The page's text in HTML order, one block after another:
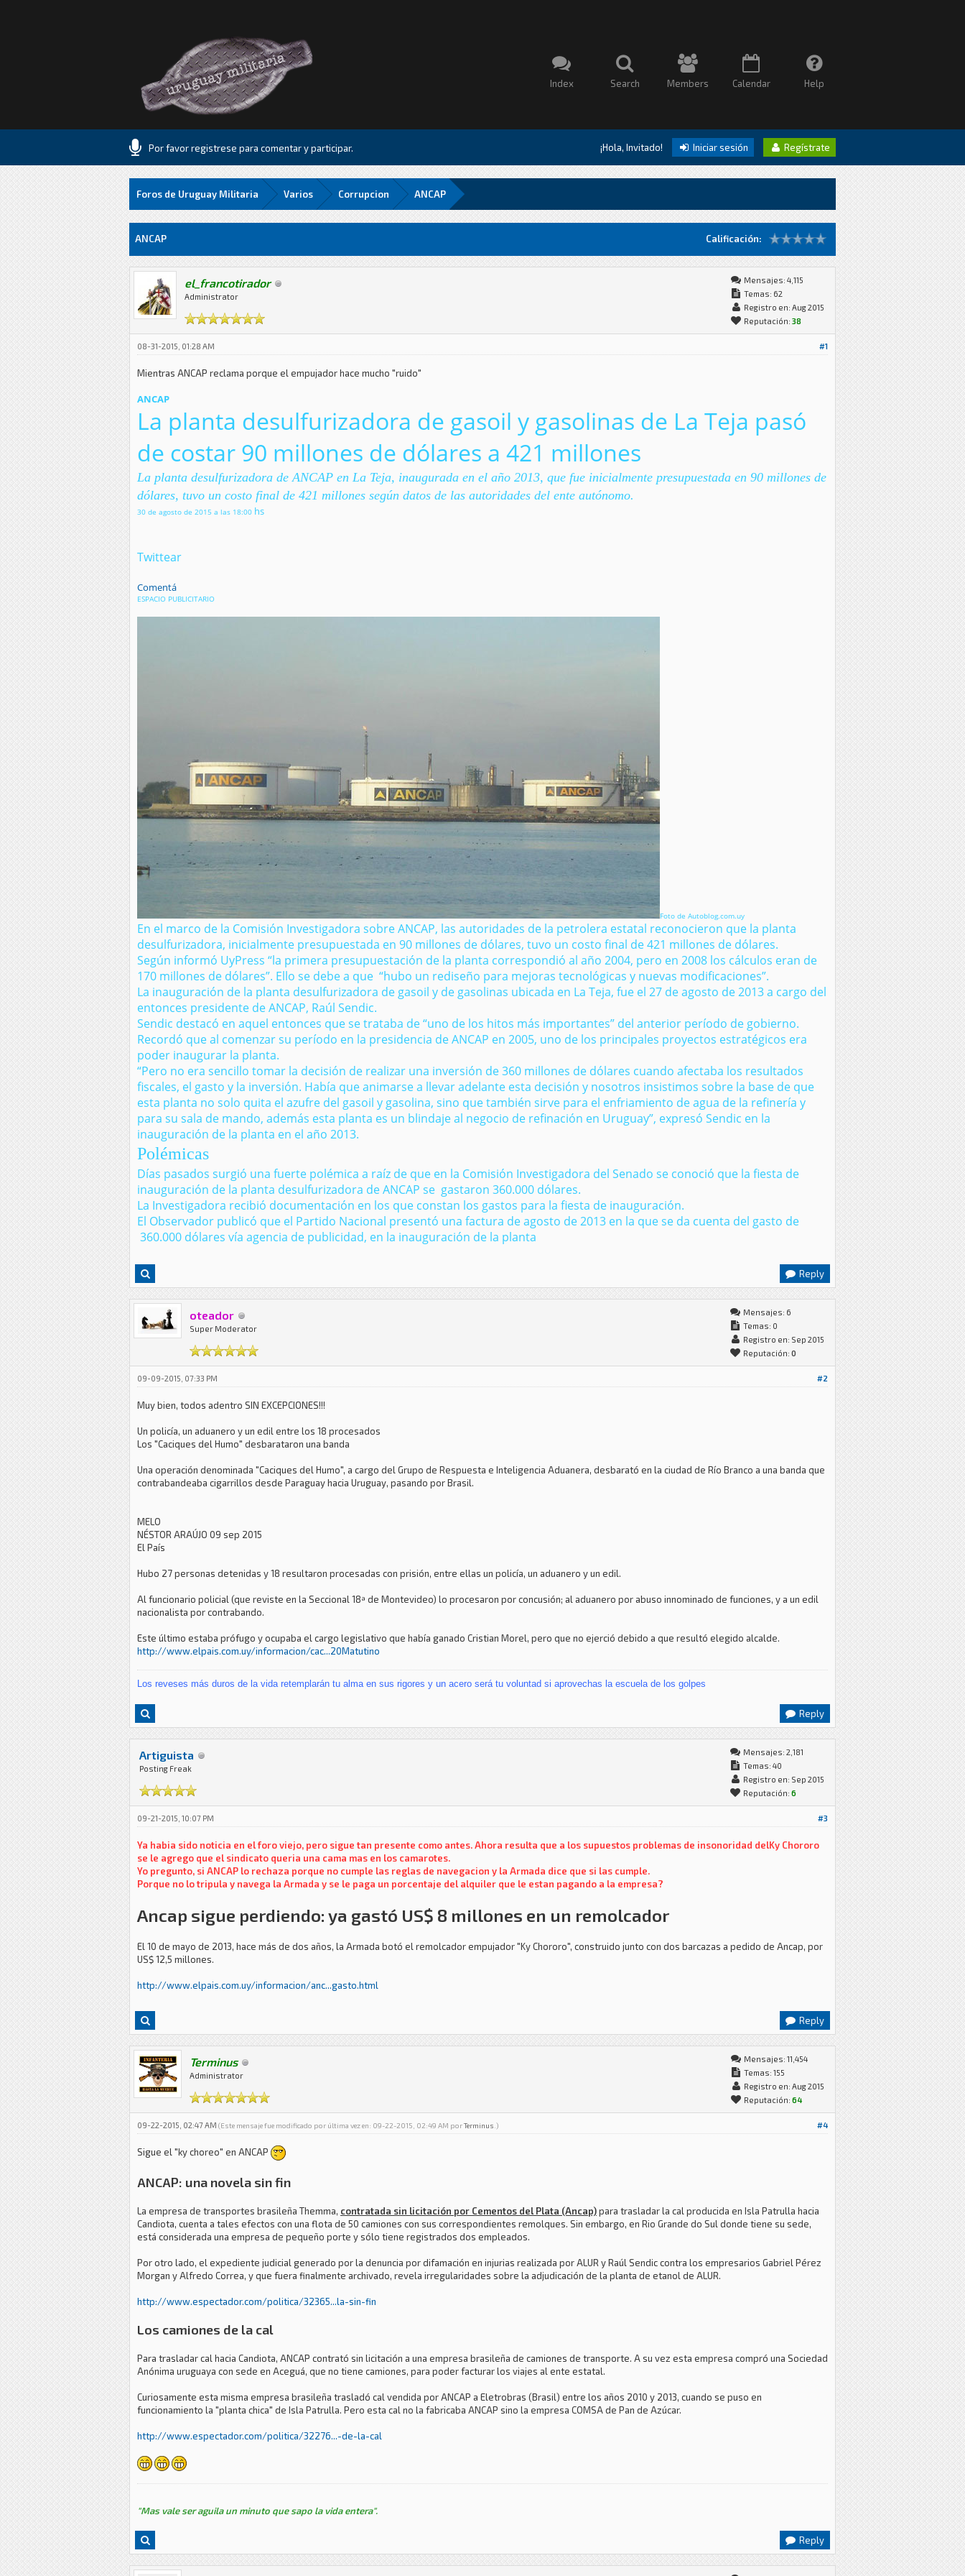
Index Search Members Calendar Help
Por favor registrese para comentar y participar. ¡Hola, Invitado! Iniciar sesión Regístrate
Foros de Uruguay Militaria Varios Corrupcion ANCAP
Calificación:
0 voto(s) - 0 Media
1
2
3
4
5 ANCAP
el_francotirador
Administrator
Mensajes: 4,115
Temas: 62
Registro en: Aug 2015
Reputación: 38
#1
08-31-2015, 01:28 AM
Mientras ANCAP reclama porque el empujador hace mucho "ruido"
ANCAP
La planta desulfurizadora de gasoil y gasolinas de La Teja pasó
de costar 90 millones de dólares a 421 millones
La planta desulfurizadora de ANCAP en La Teja, inaugurada en el año 2013, que fue inicialmente presupuestada en 90 millones de
dólares, tuvo un costo final de 421 millones según datos de las autoridades del ente autónomo.
30 de agosto de 2015 a las 18:00 hs
Twittear
Comentá
ESPACIO PUBLICITARIO
Foto de Autoblog.com.uy
En el marco de la Comisión Investigadora sobre ANCAP, las autoridades de la petrolera estatal reconocieron que la planta
desulfurizadora, inicialmente presupuestada en 90 millones de dólares, tuvo un costo final de 421 millones de dólares.
Según informó UyPress “la primera presupuestación de la planta correspondió al año 2004, pero en 2008 los cálculos eran de
170 millones de dólares”. Ello se debe a que “hubo un rediseño para mejoras tecnológicas y nuevas modificaciones”.
La inauguración de la planta desulfurizadora de gasoil y de gasolinas ubicada en La Teja, fue el 27 de agosto de 2013 a cargo del
entonces presidente de ANCAP, Raúl Sendic.
Sendic destacó en aquel entonces que se trataba de “uno de los hitos más importantes” del anterior período de gobierno.
Recordó que al comenzar su período en la presidencia de ANCAP en 2005, uno de los principales proyectos estratégicos era
poder inaugurar la planta.
“Pero no era sencillo tomar la decisión de realizar una inversión de 360 millones de dólares cuando afectaba los resultados
fiscales, el gasto y la inversión. Había que animarse a llevar adelante esta decisión y nosotros insistimos sobre la base de que
esta planta no solo quita el azufre del gasoil y gasolina, sino que también sirve para el enfriamiento de agua de la refinería y
para su sala de mando, además esta planta es un blindaje al negocio de refinación en Uruguay”, expresó Sendic en la
inauguración de la planta en el año 2013.
Polémicas
Días pasados surgió una fuerte polémica a raíz de que en la Comisión Investigadora del Senado se conoció que la fiesta de
inauguración de la planta desulfurizadora de ANCAP se gastaron 360.000 dólares.
La Investigadora recibió documentación en los que constan los gastos para la fiesta de inauguración.
El Observador publicó que el Partido Nacional presentó una factura de agosto de 2013 en la que se da cuenta del gasto de
360.000 dólares vía agencia de publicidad, en la inauguración de la planta
Reply
oteador
Super Moderator
Mensajes: 6
Temas: 0
Registro en: Sep 2015
Reputación: 0
#2
09-09-2015, 07:33 PM
Muy bien, todos adentro SIN EXCEPCIONES!!!
Un policía, un aduanero y un edil entre los 18 procesados
Los "Caciques del Humo" desbarataron una banda
Una operación denominada "Caciques del Humo", a cargo del Grupo de Respuesta e Inteligencia Aduanera, desbarató en la ciudad de Río Branco a una banda que
contrabandeaba cigarrillos desde Paraguay hacia Uruguay, pasando por Brasil.
MELO
NÉSTOR ARAÚJO 09 sep 2015
El País
Hubo 27 personas detenidas y 18 resultaron procesadas con prisión, entre ellas un policía, un aduanero y un edil.
Al funcionario policial (que reviste en la Seccional 18ª de Montevideo) lo procesaron por concusión; al aduanero por abuso innominado de funciones, y a un edil
nacionalista por contrabando.
Este último estaba prófugo y ocupaba el cargo legislativo que había ganado Cristian Morel, pero que no ejerció debido a que resultó elegido alcalde.
http://www.elpais.com.uy/informacion/cac...20Matutino
Los reveses más duros de la vida retemplarán tu alma en sus rigores y un acero será tu voluntad si aprovechas la escuela de los golpes
Reply
Artiguista
Posting Freak
Mensajes: 2,181
Temas: 40
Registro en: Sep 2015
Reputación: 6
#3
09-21-2015, 10:07 PM
Ya habia sido noticia en el foro viejo, pero sigue tan presente como antes. Ahora resulta que a los supuestos problemas de insonoridad delKy Chororo
se le agrego que el sindicato queria una cama mas en los camarotes.
Yo pregunto, si ANCAP lo rechaza porque no cumple las reglas de navegacion y la Armada dice que si las cumple.
Porque no lo tripula y navega la Armada y se le paga un porcentaje del alquiler que le estan pagando a la empresa?
Ancap sigue perdiendo: ya gastó US$ 8 millones en un remolcador
El 10 de mayo de 2013, hace más de dos años, la Armada botó el remolcador empujador "Ky Chororo", construido junto con dos barcazas a pedido de Ancap, por
US$ 12,5 millones.
http://www.elpais.com.uy/informacion/anc...gasto.html
Reply
Terminus
Administrator
Mensajes: 11,454
Temas: 155
Registro en: Aug 2015
Reputación: 64
#4
09-22-2015, 02:47 AM (Este mensaje fue modificado por última vez en: 09-22-2015, 02:49 AM porTerminus .)
Sigue el "ky choreo" en ANCAP
ANCAP: una novela sin fin
La empresa de transportes brasileña Themma, contratada sin licitación por Cementos del Plata (Ancap)para trasladar la cal producida en Isla Patrulla hacia
Candiota, cuenta a tales efectos con una flota de 50 camiones con sus correspondientes remolques. Sin embargo, en Rio Grande do Sul donde tiene su sede,
está considerada una empresa de pequeño porte y sólo tiene registrados dos empleados.
Por otro lado, el expediente judicial generado por la denuncia por difamación en injurias realizada por ALUR y Raúl Sendic contra los empresarios Gabriel Pérez
Morgan y Alfredo Correa, y que fuera finalmente archivado, revela irregularidades sobre la adjudicación de la planta de etanol de ALUR.
http://www.espectador.com/politica/32365...la-sin-fin
Los camiones de la cal
Para trasladar cal hacia Candiota, ANCAP contrató sin licitación a una empresa brasileña de camiones de transporte. A su vez esta empresa compró una Sociedad
Anónima uruguaya con sede en Aceguá, que no tiene camiones, para poder facturar los viajes al ente estatal.
Curiosamente esta misma empresa brasileña trasladó cal vendida por ANCAP a Eletrobras (Brasil) entre los años 2010 y 2013, cuando se puso en
funcionamiento la "planta chica" de Isla Patrulla. Pero esta cal no la fabricaba ANCAP sino la empresa COMSA de Pan de Azúcar.
http://www.espectador.com/politica/32276...-de-la-cal
"Mas vale ser aguila un minuto que sapo la vida entera".
Reply